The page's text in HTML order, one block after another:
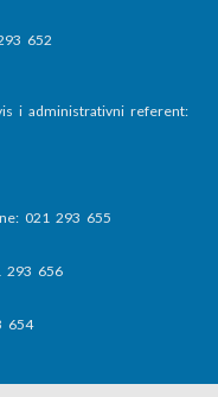
652
i administrativni referent:
021 293 655
293 656
654